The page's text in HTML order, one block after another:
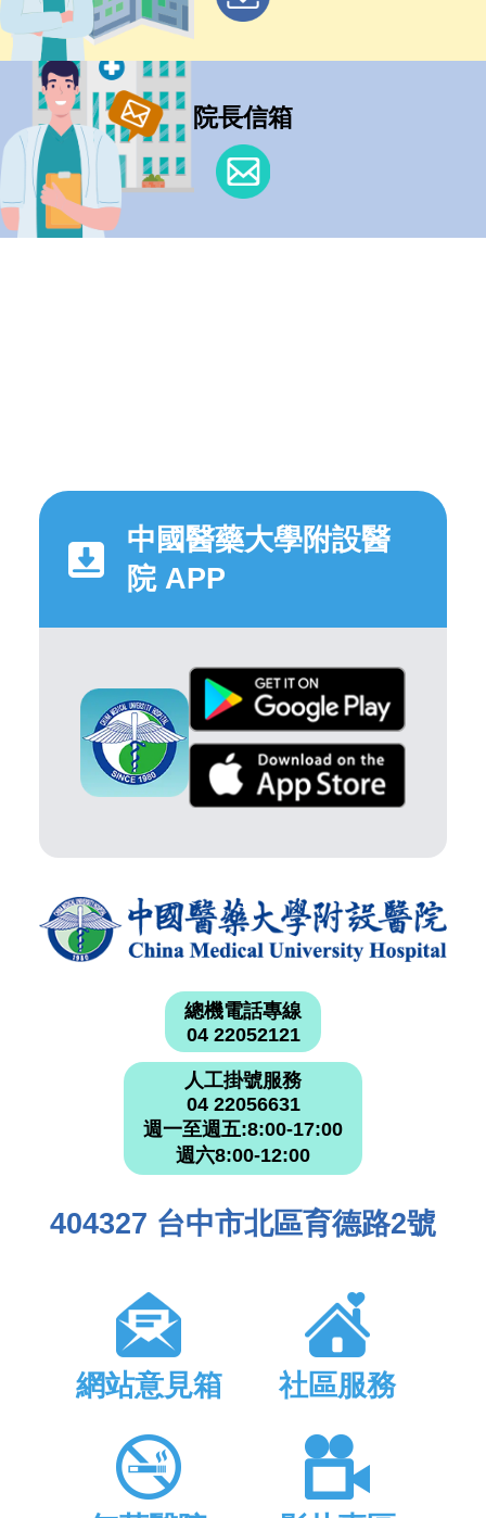
院長信箱
中國醫藥大學附設醫
院 APP
總機電話專線
04 22052121
人工掛號服務
04 22056631
週一至週五:8:00-17:00
週六8:00-12:00
404327 台中市北區育德路2號
網站意見箱 社區服務